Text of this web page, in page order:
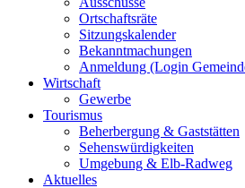
Ortschaftsräte
Sitzungskalender
Bekanntmachungen
Anmeldung (Login
Wirtschaft
Gewerbe
Tourismus
Beherbergung & Gaststätten
Sehenswürdigkeiten
Umgebung & Elb-Radweg
Aktuelles